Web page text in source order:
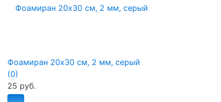
Фоамиран 20х30 см, 2 мм, серый
(0)
25 руб.